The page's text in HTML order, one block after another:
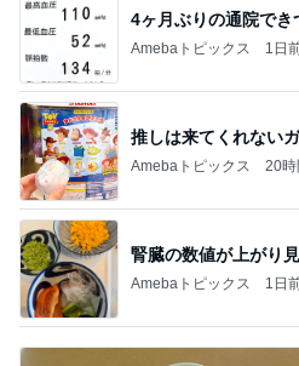
4ヶ月ぶりの通院でき
Amebaトピックス 1日
推しは来てくれない
Amebaトピックス 20
腎臓の数値が上がり
Amebaトピックス 1日